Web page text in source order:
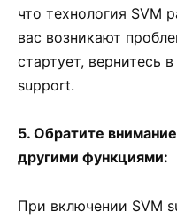
что технология SVM
вас возникают
стартует, вернитесь
support.
5. Обратите
другими функциями:
При включении SVM